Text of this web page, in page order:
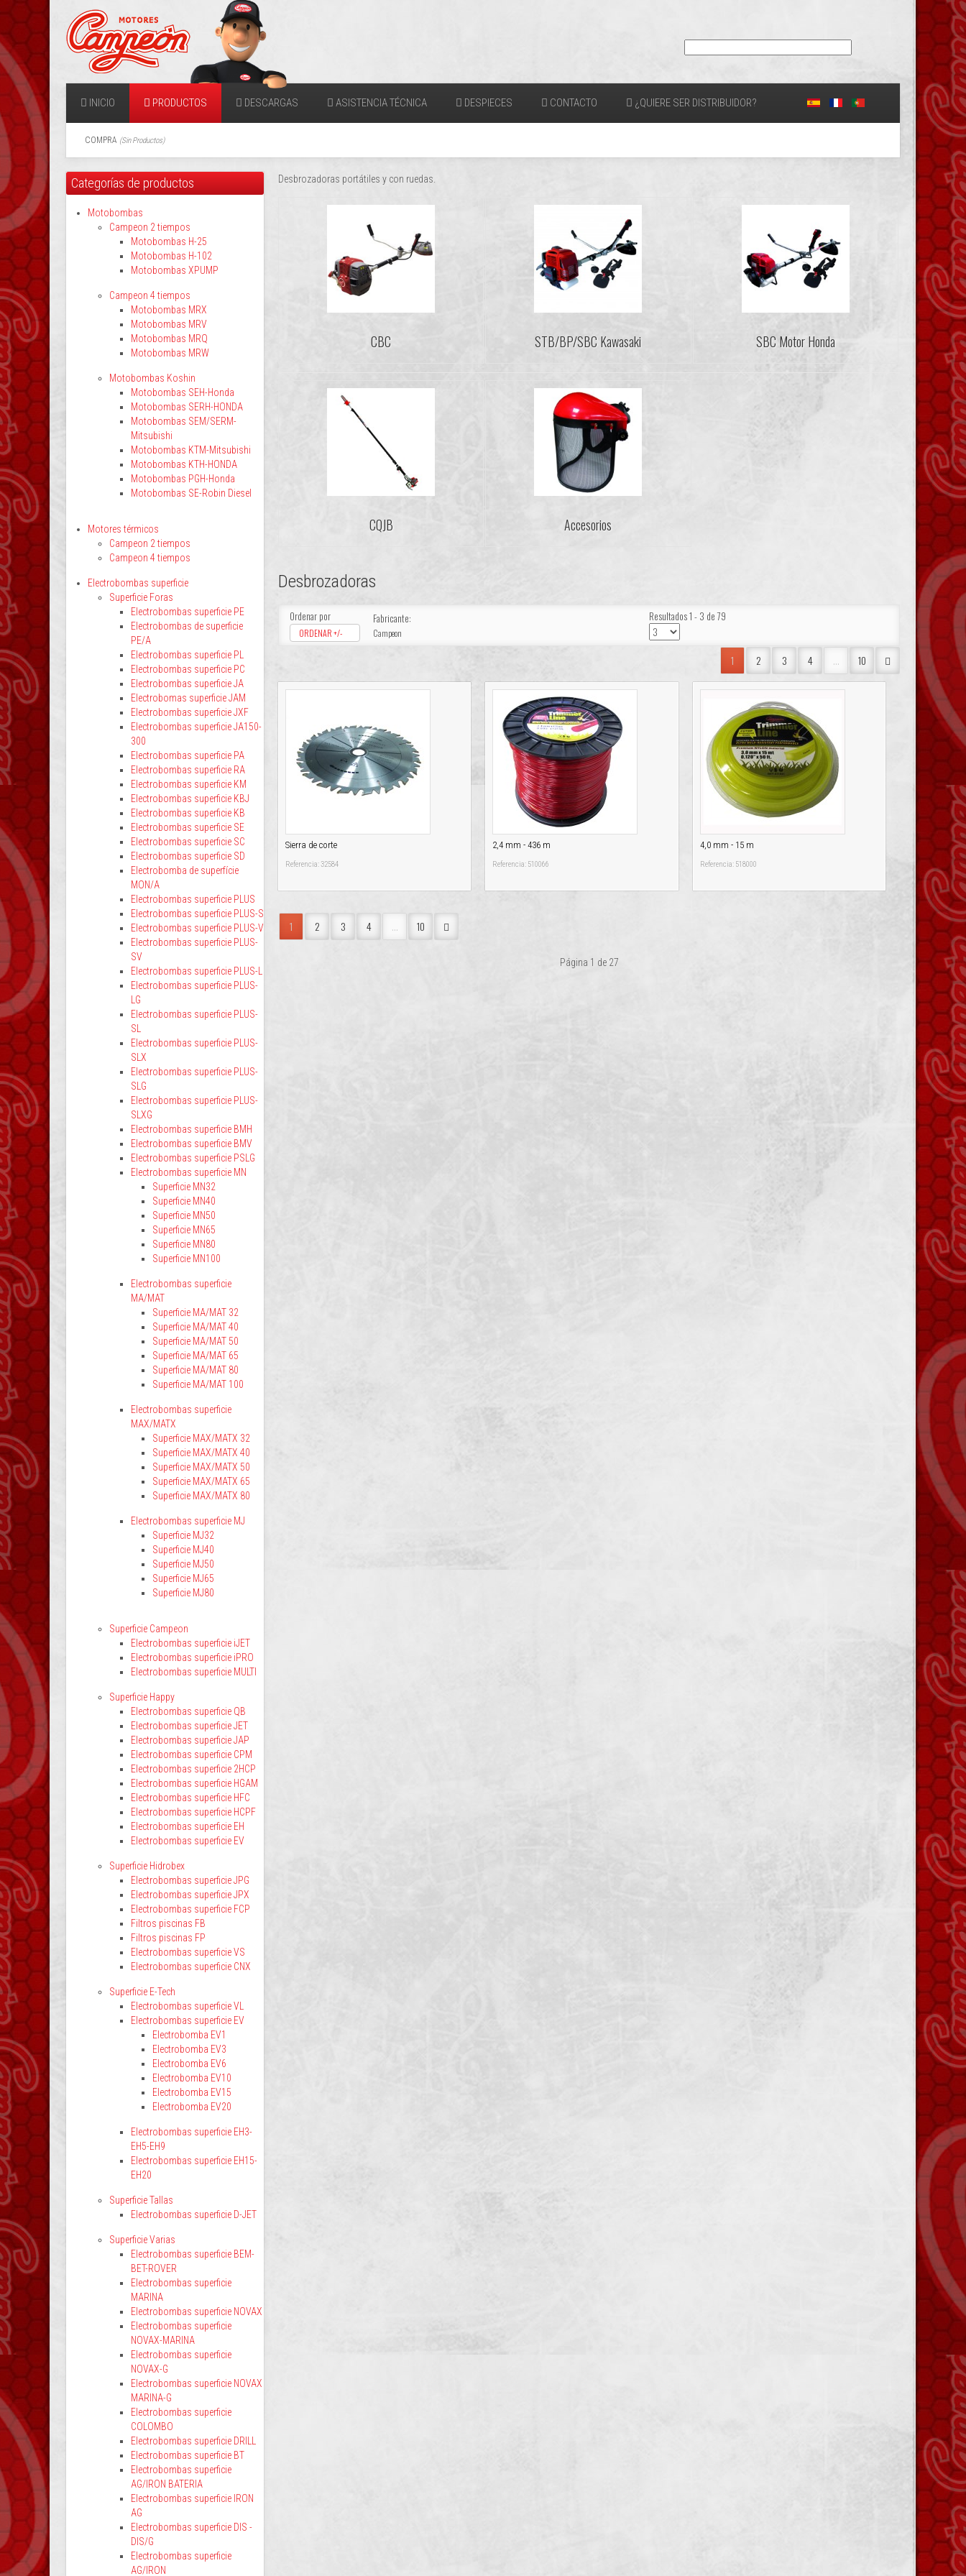
INICIO PRODUCTOS DESCARGAS ASISTENCIA TÉCNICA DESPIECES CONTACTO ¿QUIERE SER DISTRIBUIDOR?
COMPRA (Sin Productos)
Desbrozadoras portátiles y con ruedas.
CBC STB/BP/SBC Kawasaki SBC Motor Honda
CQJB Accesorios
Desbrozadoras
Ordenar por
ORDENAR +/-
Fabricante:
Campeon
Resultados 1 - 3 de 79
1 2 3 4 ... 10
Sierra de corte
Referencia: 32584
2,4 mm - 436 m
Referencia: 510066
4,0 mm - 15 m
Referencia: 518000
1 2 3 4 ... 10
Página 1 de 27
Categorías de productos
Motobombas
Campeon 2 tiempos
Motobombas H-25
Motobombas H-102
Motobombas XPUMP
Campeon 4 tiempos
Motobombas MRX
Motobombas MRV
Motobombas MRQ
Motobombas MRW
Motobombas Koshin
Motobombas SEH-Honda
Motobombas SERH-HONDA
Motobombas SEM/SERM-
Mitsubishi
Motobombas KTM-Mitsubishi
Motobombas KTH-HONDA
Motobombas PGH-Honda
Motobombas SE-Robin Diesel
Motores térmicos
Campeon 2 tiempos
Campeon 4 tiempos
Electrobombas superficie
Superficie Foras
Electrobombas superficie PE
Electrobombas de superficie
PE/A
Electrobombas superficie PL
Electrobombas superficie PC
Electrobombas superficie JA
Electrobomas superficie JAM
Electrobombas superficie JXF
Electrobombas superficie JA150-
300
Electrobombas superficie PA
Electrobombas superficie RA
Electrobombas superficie KM
Electrobombas superficie KBJ
Electrobombas superficie KB
Electrobombas superficie SE
Electrobombas superficie SC
Electrobombas superficie SD
Electrobomba de superfície
MON/A
Electrobombas superficie PLUS
Electrobombas superficie PLUS-S
Electrobombas superficie PLUS-V
Electrobombas superficie PLUS-
SV
Electrobombas superficie PLUS-L
Electrobombas superficie PLUS-
LG
Electrobombas superficie PLUS-
SL
Electrobombas superficie PLUS-
SLX
Electrobombas superficie PLUS-
SLG
Electrobombas superficie PLUS-
SLXG
Electrobombas superficie BMH
Electrobombas superficie BMV
Electrobombas superficie PSLG
Electrobombas superficie MN
Superficie MN32
Superficie MN40
Superficie MN50
Superficie MN65
Superficie MN80
Superficie MN100
Electrobombas superficie
MA/MAT
Superficie MA/MAT 32
Superficie MA/MAT 40
Superficie MA/MAT 50
Superficie MA/MAT 65
Superficie MA/MAT 80
Superficie MA/MAT 100
Electrobombas superficie
MAX/MATX
Superficie MAX/MATX 32
Superficie MAX/MATX 40
Superficie MAX/MATX 50
Superficie MAX/MATX 65
Superficie MAX/MATX 80
Electrobombas superficie MJ
Superficie MJ32
Superficie MJ40
Superficie MJ50
Superficie MJ65
Superficie MJ80
Superficie Campeon
Electrobombas superficie iJET
Electrobombas superficie iPRO
Electrobombas superficie MULTI
Superficie Happy
Electrobombas superficie QB
Electrobombas superficie JET
Electrobombas superficie JAP
Electrobombas superficie CPM
Electrobombas superficie 2HCP
Electrobombas superficie HGAM
Electrobombas superficie HFC
Electrobombas superficie HCPF
Electrobombas superficie EH
Electrobombas superficie EV
Superficie Hidrobex
Electrobombas superficie JPG
Electrobombas superficie JPX
Electrobombas superficie FCP
Filtros piscinas FB
Filtros piscinas FP
Electrobombas superficie VS
Electrobombas superficie CNX
Superficie E-Tech
Electrobombas superficie VL
Electrobombas superficie EV
Electrobomba EV1
Electrobomba EV3
Electrobomba EV6
Electrobomba EV10
Electrobomba EV15
Electrobomba EV20
Electrobombas superficie EH3-
EH5-EH9
Electrobombas superficie EH15-
EH20
Superficie Tallas
Electrobombas superficie D-JET
Superficie Varias
Electrobombas superficie BEM-
BET-ROVER
Electrobombas superficie
MARINA
Electrobombas superficie NOVAX
Electrobombas superficie
NOVAX-MARINA
Electrobombas superficie
NOVAX-G
Electrobombas superficie NOVAX
MARINA-G
Electrobombas superficie
COLOMBO
Electrobombas superficie DRILL
Electrobombas superficie BT
Electrobombas superficie
AG/IRON BATERIA
Electrobombas superficie IRON
AG
Electrobombas superficie DIS -
DIS/G
Electrobombas superficie
AG/IRON